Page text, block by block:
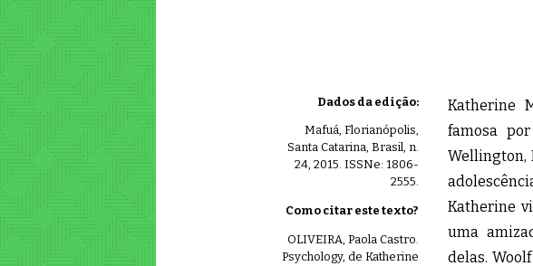
Dados da edição:
Mafuá, Florianópolis,
Santa Catarina, Brasil, n.
24, 2015. ISSNe: 1806-
2555.
Como citar este texto?
OLIVEIRA, Paola Castro.
Psychology, de Katherine
Katherine
famosa
Wellington,
Katherine
uma
delas.